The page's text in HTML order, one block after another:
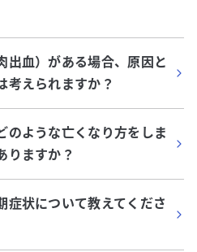
出血）がある場合、原因と
考えられますか？
のような亡くなり方をしま
りますか？
症状について教えてくださ